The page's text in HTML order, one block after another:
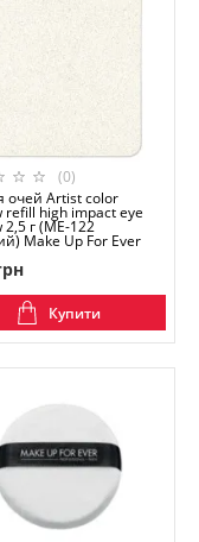
(0)
очей Artist color
refill high impact eye
2,5 г (ME-122
Make Up For Ever
Купити